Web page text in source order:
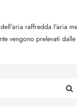
raffredda l'aria
vengono prelevati